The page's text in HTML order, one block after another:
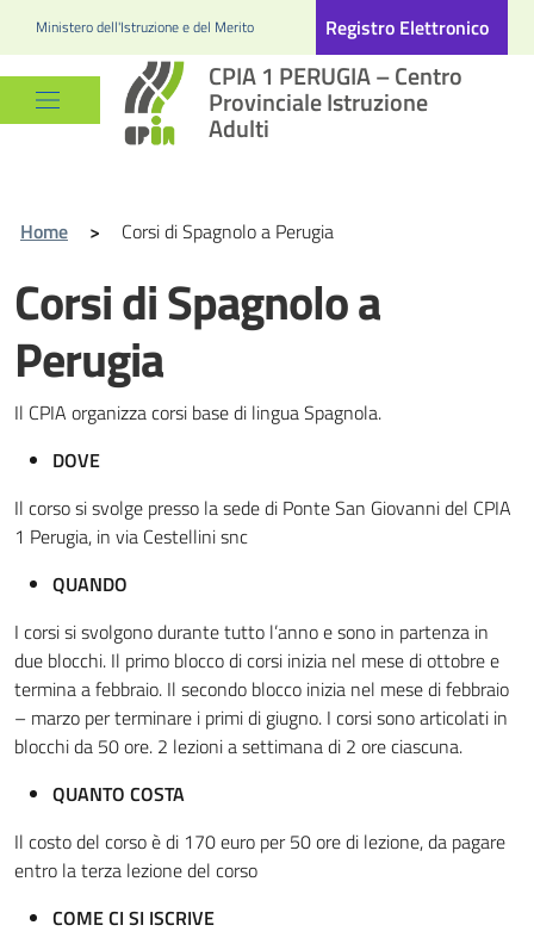
Ministero dell'Istruzione e del Merito Registro Elettronico
CPIA 1 PERUGIA – Centro
Provinciale Istruzione
Adulti
Home > Corsi di Spagnolo a Perugia
Corsi di Spagnolo a
Perugia
Il CPIA organizza corsi base di lingua Spagnola.
DOVE
Il corso si svolge presso la sede di Ponte San Giovanni del CPIA
1 Perugia, in via Cestellini snc
QUANDO
I corsi si svolgono durante tutto l’anno e sono in partenza in
due blocchi. Il primo blocco di corsi inizia nel mese di ottobre e
termina a febbraio. Il secondo blocco inizia nel mese di febbraio
– marzo per terminare i primi di giugno. I corsi sono articolati in
blocchi da 50 ore. 2 lezioni a settimana di 2 ore ciascuna.
QUANTO COSTA
Il costo del corso è di 170 euro per 50 ore di lezione, da pagare
entro la terza lezione del corso
COME CI SI ISCRIVE